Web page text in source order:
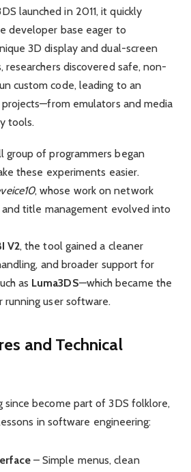
launched in 2011, it quickly
developer base eager to
3D display and dual-screen
researchers discovered safe, non-
custom code, leading to an
emulators and media
tools.
group of programmers began
these experiments easier.
, whose work on network
title management evolved into
V2, the tool gained a cleaner
and broader support for
as Luma3DS—which became the
user software.
and Technical
since become part of 3DS folklore,
in software engineering:
– Simple menus, clean